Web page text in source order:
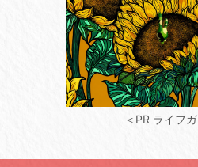
＜PR ライフ